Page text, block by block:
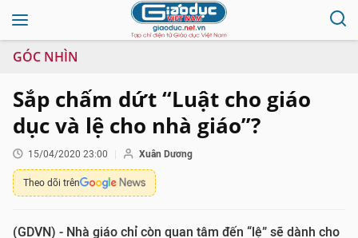
GÓC NHÌN
Sắp chấm dứt “Luật cho giáo
dục và lệ cho nhà giáo”?
15/04/2020 23:00 Xuân Dương
Theo dõi trên
(GDVN) - Nhà giáo chỉ còn quan tâm đến “lệ” sẽ dành cho